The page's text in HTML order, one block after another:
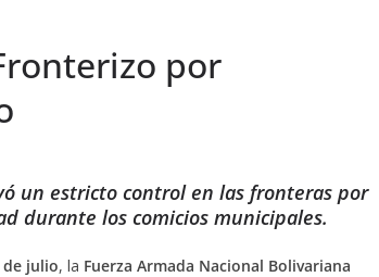
por
un estricto control en las fronteras por
durante los comicios municipales.
de julio, la Fuerza Armada Nacional Bolivariana